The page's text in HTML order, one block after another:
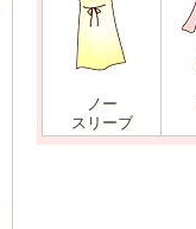
ノー
スリーブ